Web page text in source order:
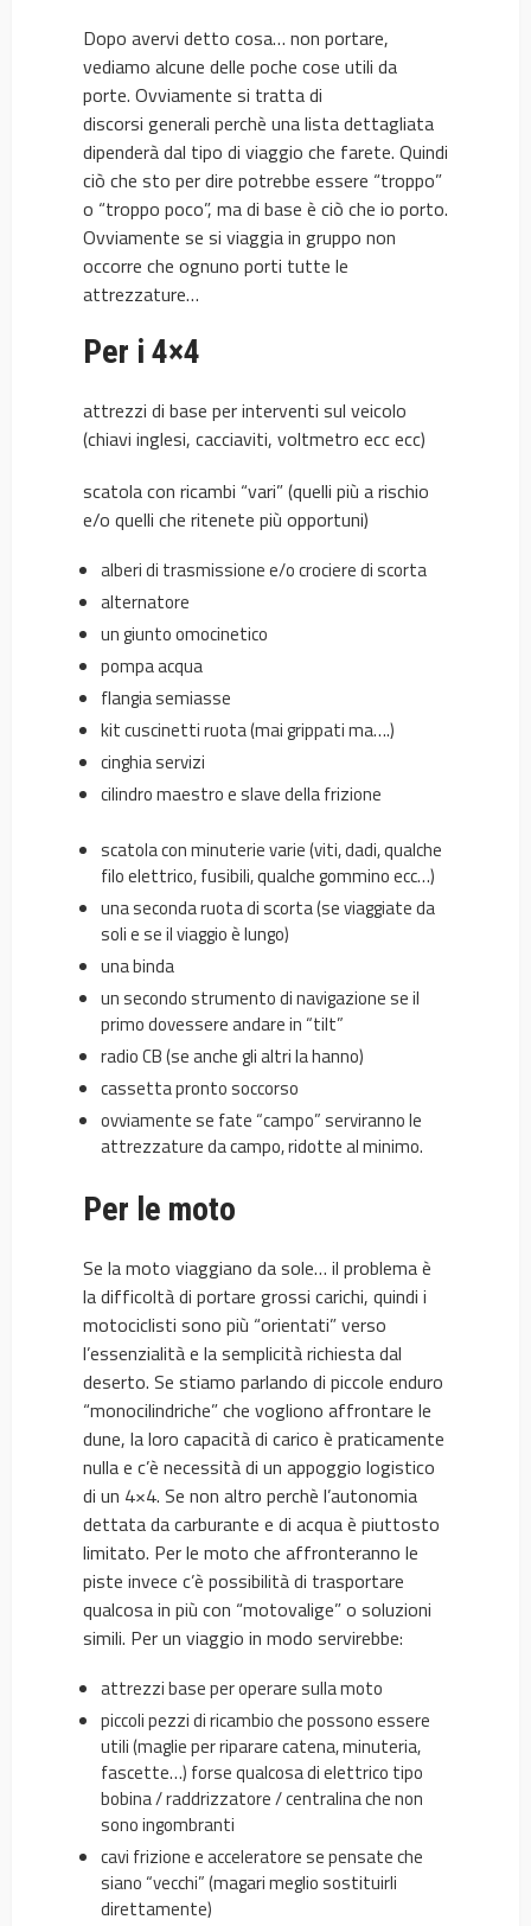
Dopo avervi detto cosa… non portare,
vediamo alcune delle poche cose utili da
porte. Ovviamente si tratta di
discorsi generali perchè una lista dettagliata
dipenderà dal tipo di viaggio che farete. Quindi
ciò che sto per dire potrebbe essere “troppo”
o “troppo poco”, ma di base è ciò che io porto.
Ovviamente se si viaggia in gruppo non
occorre che ognuno porti tutte le
attrezzature…
Per i 4×4
attrezzi di base per interventi sul veicolo
(chiavi inglesi, cacciaviti, voltmetro ecc ecc)
scatola con ricambi “vari” (quelli più a rischio
e/o quelli che ritenete più opportuni)
alberi di trasmissione e/o crociere di scorta
alternatore
un giunto omocinetico
pompa acqua
flangia semiasse
kit cuscinetti ruota (mai grippati ma….)
cinghia servizi
cilindro maestro e slave della frizione
scatola con minuterie varie (viti, dadi, qualche
filo elettrico, fusibili, qualche gommino ecc…)
una seconda ruota di scorta (se viaggiate da
soli e se il viaggio è lungo)
una binda
un secondo strumento di navigazione se il
primo dovessere andare in “tilt”
radio CB (se anche gli altri la hanno)
cassetta pronto soccorso
ovviamente se fate “campo” serviranno le
attrezzature da campo, ridotte al minimo.
Per le moto
Se la moto viaggiano da sole… il problema è
la difficoltà di portare grossi carichi, quindi i
motociclisti sono più “orientati” verso
l’essenzialità e la semplicità richiesta dal
deserto. Se stiamo parlando di piccole enduro
“monocilindriche” che vogliono affrontare le
dune, la loro capacità di carico è praticamente
nulla e c’è necessità di un appoggio logistico
di un 4×4. Se non altro perchè l’autonomia
dettata da carburante e di acqua è piuttosto
limitato. Per le moto che affronteranno le
piste invece c’è possibilità di trasportare
qualcosa in più con “motovalige” o soluzioni
simili. Per un viaggio in modo servirebbe:
attrezzi base per operare sulla moto
piccoli pezzi di ricambio che possono essere
utili (maglie per riparare catena, minuteria,
fascette…) forse qualcosa di elettrico tipo
bobina / raddrizzatore / centralina che non
sono ingombranti
cavi frizione e acceleratore se pensate che
siano “vecchi” (magari meglio sostituirli
direttamente)